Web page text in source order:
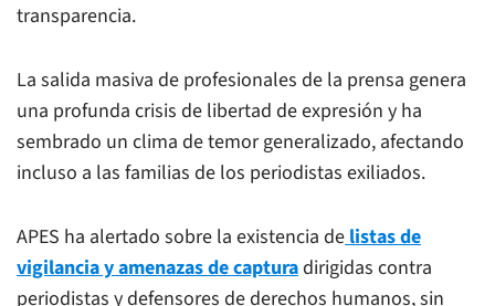
transparencia.
La salida masiva de profesionales de la prensa genera
una profunda crisis de libertad de expresión y ha
sembrado un clima de temor generalizado, afectando
incluso a las familias de los periodistas exiliados.
APES ha alertado sobre la existencia de listas de
vigilancia y amenazas de capturadirigidas contra
periodistas y defensores de derechos humanos, sin